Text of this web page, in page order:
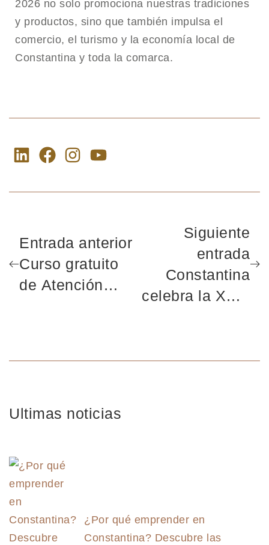
2026 no solo promociona nuestras tradiciones
y productos, sino que también impulsa el
comercio, el turismo y la economía local de
Constantina y toda la comarca.
Entrada anterior
Curso gratuito
de Atención
Siguiente
entrada
Constantina
celebra la XVIII
Ultimas noticias
¿Por qué emprender en
Constantina? Descubre las